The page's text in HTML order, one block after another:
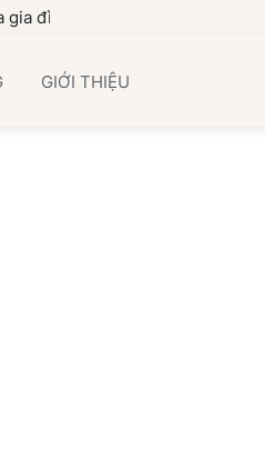
GIỚI THIỆU